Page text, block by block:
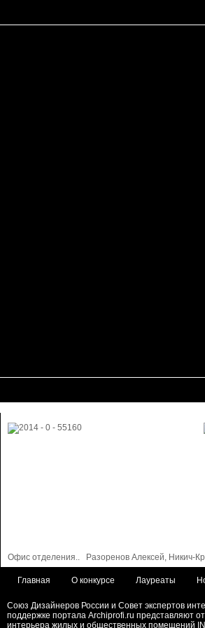
Офис отделения.. Разоренов Алексей, Никич-
Главная О конкурсе Лауреаты
Союз Дизайнеров России и Совет экспертов
поддержке портала Archiprofi.ru представляют
интерьера жилых и общественных помещений